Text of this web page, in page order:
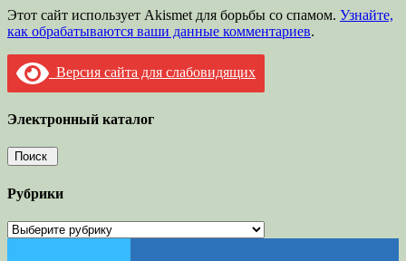
Этот сайт использует Akismet для борьбы со спамом. Узнайте,
как обрабатываются ваши данные комментариев.
Версия сайта для слабовидящих
Электронный каталог
Рубрики
Рубрики